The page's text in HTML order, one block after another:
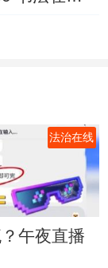
法治在线
午夜直播